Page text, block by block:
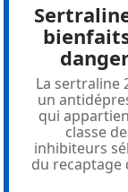
La sertraline
un
qui
classe
inhibiteurs
du recaptage